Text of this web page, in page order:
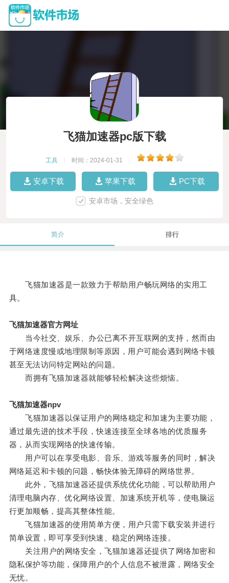
飞猫加速器pc版下载
工具 时间：2024-01-31
安卓下载 苹果下载 PC下载
安卓市场，安全绿色
简介 排行
飞猫加速器是一款致力于帮助用户畅玩网络的实用工
具。
飞猫加速器官方网址
当今社交、娱乐、办公已离不开互联网的支持，然而由
于网络速度慢或地理限制等原因，用户可能会遇到网络卡顿
甚至无法访问特定网站的问题。
而拥有飞猫加速器就能够轻松解决这些烦恼。
飞猫加速器npv
飞猫加速器以保证用户的网络稳定和加速为主要功能，
通过最先进的技术手段，快速连接至全球各地的优质服务
器，从而实现网络的快速传输。
用户可以在享受电影、音乐、游戏等服务的同时，解决
网络延迟和卡顿的问题，畅快体验无障碍的网络世界。
此外，飞猫加速器还提供系统优化功能，可以帮助用户
清理电脑内存、优化网络设置、加速系统开机等，使电脑运
行更加顺畅，提高其整体性能。
飞猫加速器的使用简单方便，用户只需下载安装并进行
简单设置，即可享受到快速、稳定的网络连接。
关注用户的网络安全，飞猫加速器还提供了网络加密和
隐私保护等功能，保障用户的个人信息不被泄露，网络安全
无忧。